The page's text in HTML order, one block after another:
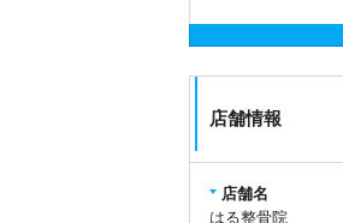
店舗情報
店舗名
はる整骨院